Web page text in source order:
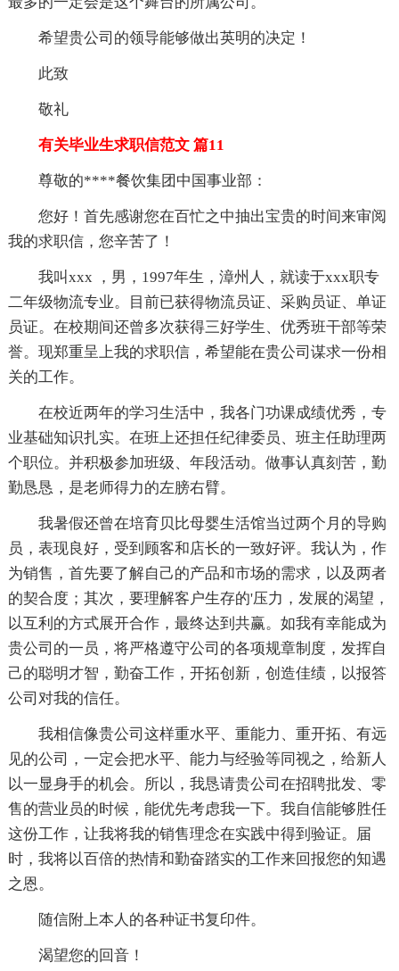
希望贵公司的领导能够做出英明的决定！
此致
敬礼
有关毕业生求职信范文 篇11
尊敬的****餐饮集团中国事业部：
您好！首先感谢您在百忙之中抽出宝贵的时间来审阅
我的求职信，您辛苦了！
我叫xxx ，男，1997年生，漳州人，就读于xxx职专
二年级物流专业。目前已获得物流员证、采购员证、单证
员证。在校期间还曾多次获得三好学生、优秀班干部等荣
誉。现郑重呈上我的求职信，希望能在贵公司谋求一份相
关的工作。
在校近两年的学习生活中，我各门功课成绩优秀，专
业基础知识扎实。在班上还担任纪律委员、班主任助理两
个职位。并积极参加班级、年段活动。做事认真刻苦，勤
勤恳恳，是老师得力的左膀右臂。
我暑假还曾在培育贝比母婴生活馆当过两个月的导购
员，表现良好，受到顾客和店长的一致好评。我认为，作
为销售，首先要了解自己的产品和市场的需求，以及两者
的契合度；其次，要理解客户生存的'压力，发展的渴望，
以互利的方式展开合作，最终达到共赢。如我有幸能成为
贵公司的一员，将严格遵守公司的各项规章制度，发挥自
己的聪明才智，勤奋工作，开拓创新，创造佳绩，以报答
公司对我的信任。
我相信像贵公司这样重水平、重能力、重开拓、有远
见的公司，一定会把水平、能力与经验等同视之，给新人
以一显身手的机会。所以，我恳请贵公司在招聘批发、零
售的营业员的时候，能优先考虑我一下。我自信能够胜任
这份工作，让我将我的销售理念在实践中得到验证。届
时，我将以百倍的热情和勤奋踏实的工作来回报您的知遇
之恩。
随信附上本人的各种证书复印件。
渴望您的回音！